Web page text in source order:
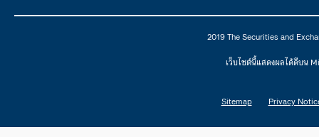
2019 The Securities and
เว็บไซต์นี้แสดงผลได้ดีบน
Sitemap Privacy